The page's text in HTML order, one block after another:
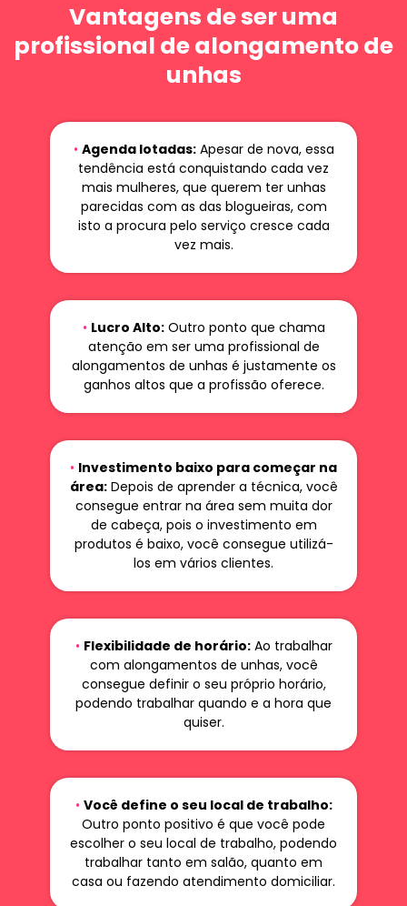
Vantagens de ser uma
profissional de alongamento de
unhas
• Agenda lotadas:Apesar de nova, essa
tendência está conquistando cada vez
mais mulheres, que querem ter unhas
parecidas com as das blogueiras, com
isto a procura pelo serviço cresce cada
vez mais.
• Lucro Alto:Outro ponto que chama
atenção em ser uma profissional de
alongamentos de unhas é justamente os
ganhos altos que a profissão oferece.
• Investimento baixo para começar na
área:Depois de aprender a técnica, você
consegue entrar na área sem muita dor
de cabeça, pois o investimento em
produtos é baixo, você consegue utilizá-
los em vários clientes.
• Flexibilidade de horário:Ao trabalhar
com alongamentos de unhas, você
consegue definir o seu próprio horário,
podendo trabalhar quando e a hora que
quiser.
• Você define o seu local de trabalho:
Outro ponto positivo é que você pode
escolher o seu local de trabalho, podendo
trabalhar tanto em salão, quanto em
casa ou fazendo atendimento domiciliar.